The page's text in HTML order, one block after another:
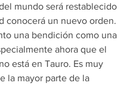
mundo será restablecido
conocerá un nuevo orden.
una bendición como una
ahora que el
está en Tauro. Es muy
la mayor parte de la